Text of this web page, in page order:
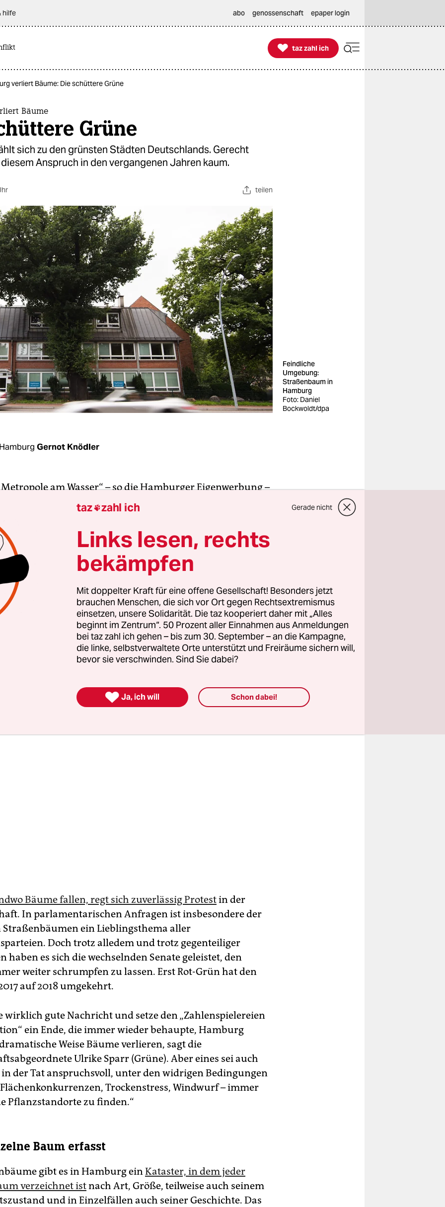
hilfe abo genossenschaft epaper login

taz zahl ich
taz zahl ich
verliert Bäume: Die schüttere Grüne
Bäume
Grüne
sich zu den grünsten Städten Deutschlands. Gerecht
Anspruch in den vergangenen Jahren kaum.
teilen
Feindliche
Umgebung:
Straßenbaum in
Hamburg
Foto: Daniel
Bockwoldt/dpa
Gernot Knödler
am Wasser“ – so die Hamburger Eigenwerbung –
geworden.
Fast jeder zehnte Straßenbaum
15 Jahren abhanden gekommen. Zwar scheint dieser
Kurzem gestoppt zu sein, doch aus Sicht des
Nabu reicht das nicht. Neben dem Wiederaufbau
fordert er, dass der Senat Klarheit darüber schafft,
auf öffentlichen Grünflächen und
aussieht – denn die ist recht lückenhaft.
der Bäume für das Hamburger Stadtklima oder die
ist politisch unbestritten“, sagt der Nabu-
Malte Siegert. Bäume binden Kohlendioxid (CO2)
so den Treibhauseffekt; sie erfrischen die Luft, kühlen,
Bäume fallen, regt sich zuverlässig Protestin der
In parlamentarischen Anfragen ist insbesondere der
Straßenbäumen ein Lieblingsthema aller
Doch trotz alledem und trotz gegenteiliger
haben es sich die wechselnden Senate geleistet, den
weiter schrumpfen zu lassen. Erst Rot-Grün hat den
auf 2018 umgekehrt.
wirklich gute Nachricht und setze den „Zahlenspielereien
ein Ende, die immer wieder behaupte, Hamburg
Weise Bäume verlieren, sagt die
Ulrike Sparr (Grüne). Aber eines sei auch
in der Tat anspruchsvoll, unter den widrigen Bedingungen
Trockenstress, Windwurf – immer
Pflanzstandorte zu finden.“
Baum erfasst
gibt es in Hamburg einKataster, in dem jeder
verzeichnet istnach Art, Größe, teilweise auch seinem
und in Einzelfällen auch seiner Geschichte. Das
taz zahl ich Gerade nicht
Links lesen, rechts
bekämpfen
Mit doppelter Kraft für eine offene Gesellschaft! Besonders jetzt
brauchen Menschen, die sich vor Ort gegen Rechtsextremismus
einsetzen, unsere Solidarität. Die taz kooperiert daher mit „Alles
beginnt im Zentrum“. 50 Prozent aller Einnahmen aus Anmeldungen
bei taz zahl ich gehen – bis zum 30. September – an die Kampagne,
die linke, selbstverwaltete Orte unterstützt und Freiräume sichern will,
bevor sie verschwinden. Sind Sie dabei?
 Ja, ich will Schon dabei!